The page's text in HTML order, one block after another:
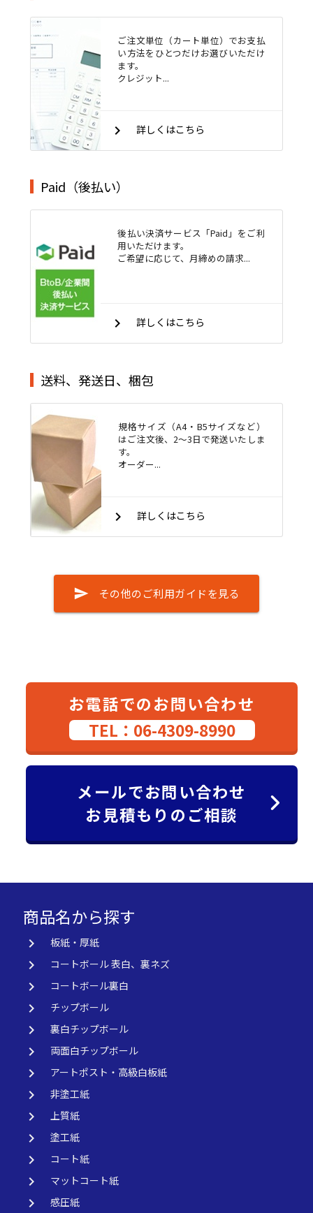
ご注文単位（カート単位）でお支払
い方法をひとつだけお選びいただけ
ます。
クレジット...
keyboard_arrow_right 詳しくはこちら
Paid（後払い）
後払い決済サービス「Paid」をご利
用いただけます。
ご希望に応じて、月締めの請求...
keyboard_arrow_right 詳しくはこちら
送料、発送日、梱包
規格サイズ（A4・B5サイズなど）
はご注文後、2～3日で発送いたしま
す。
オーダー...
keyboard_arrow_right 詳しくはこちら
send その他のご利用ガイドを見る
お電話でのお問い合わせ
TEL：06-4309-8990
メールでお問い合わせ
お見積もりのご相談
商品名から探す
keyboard_arrow_right 板紙・厚紙
keyboard_arrow_right コートボール 表白、裏ネズ
keyboard_arrow_right コートボール裏白
keyboard_arrow_right チップボール
keyboard_arrow_right 裏白チップボール
keyboard_arrow_right 両面白チップボール
keyboard_arrow_right アートポスト・高級白板紙
keyboard_arrow_right 非塗工紙
keyboard_arrow_right 上質紙
keyboard_arrow_right 塗工紙
keyboard_arrow_right コート紙
keyboard_arrow_right マットコート紙
keyboard_arrow_right 感圧紙